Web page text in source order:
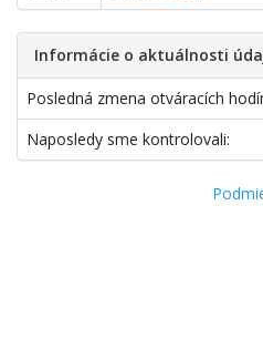
Informácie o aktuálnosti
Posledná zmena otváracích
Naposledy sme kontrolovali: